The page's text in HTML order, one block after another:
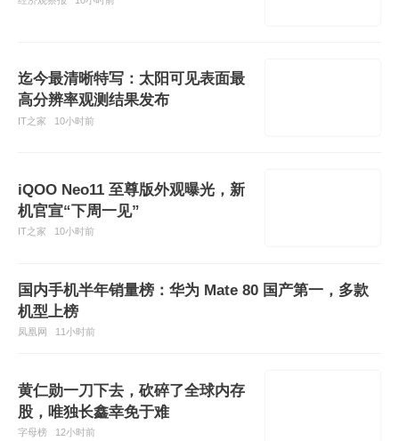
迄今最清晰特写：太阳可见表面最
高分辨率观测结果发布
IT之家 10小时前
iQOO Neo11 至尊版外观曝光，新
机官宣“下周一见”
IT之家 10小时前
国内手机半年销量榜：华为 Mate 80 国产第一，多款
机型上榜
凤凰网 11小时前
黄仁勋一刀下去，砍碎了全球内存
股，唯独长鑫幸免于难
字母榜 12小时前